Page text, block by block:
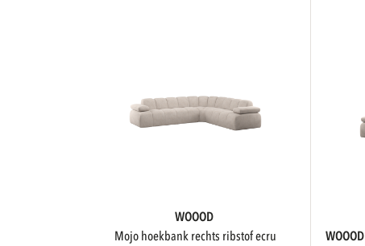
WOOOD
mojo hoekbank rechts ribstof ecru
WOOOD